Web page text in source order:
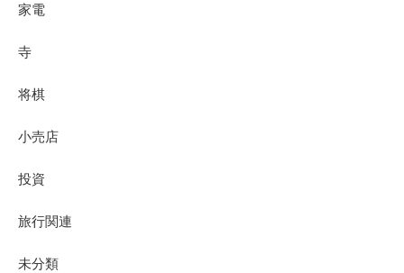
家電
寺
将棋
小売店
投資
旅行関連
未分類